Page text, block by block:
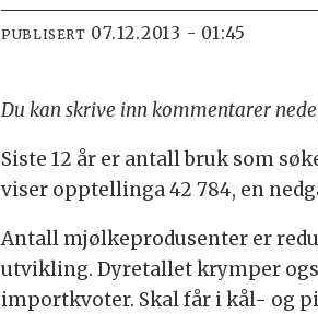
PUBLISERT 07.12.2013 - 01:45
Du kan skrive inn kommentarer
Siste 12 år er antall bruk som
viser opptellinga 42 784, en
Antall mjølkeprodusenter er
utvikling. Dyretallet krymper
importkvoter. Skal får i kål- og